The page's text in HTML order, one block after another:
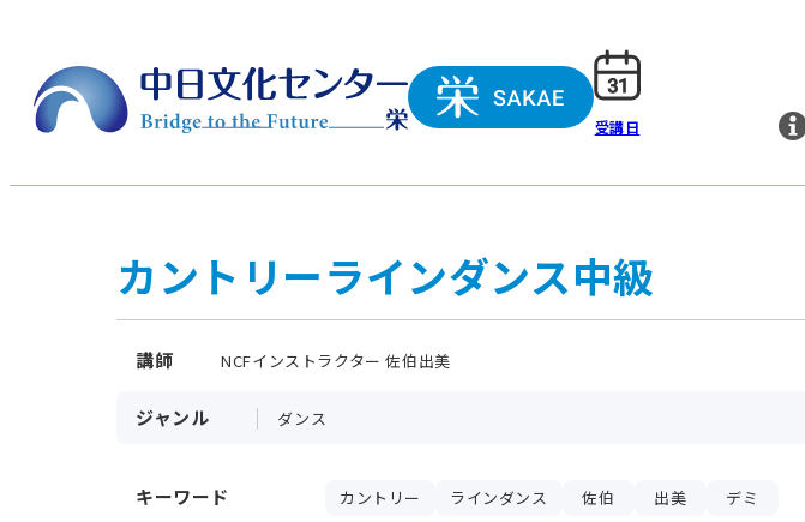
受講日
カントリーラインダンス中級
講師 NCFインストラクター 佐伯出美
ジャンル ダンス
キーワード カントリー ラインダンス 佐伯 出美 デミ